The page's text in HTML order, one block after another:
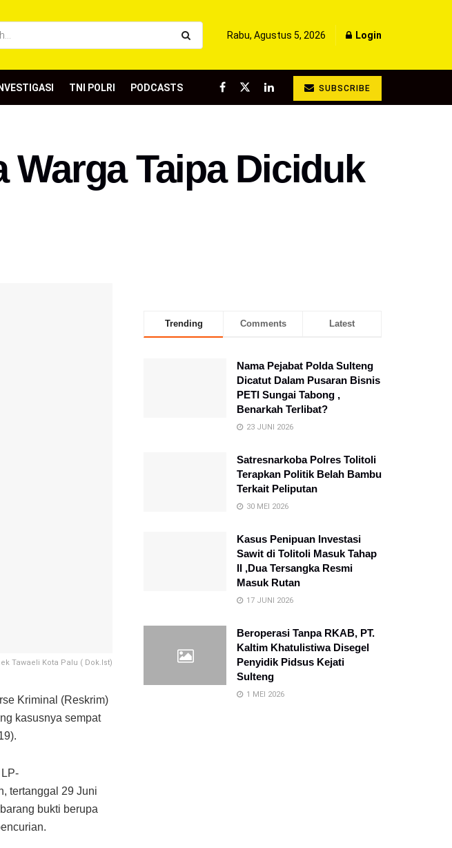
Rabu, Agustus 5, 2026 Login
TNI POLRI PODCASTS SUBSCRIBE
Taipa Diciduk
Tawaeli Kota Palu ( Dok.Ist)
Kriminal (Reskrim)
kasusnya sempat
tertanggal 29 Juni
bukti berupa
Trending Comments Latest
Nama Pejabat Polda Sulteng
Dicatut Dalam Pusaran Bisnis
PETI Sungai Tabong ,
Benarkah Terlibat?
23 JUNI 2026
Satresnarkoba Polres Tolitoli
Terapkan Politik Belah Bambu
Terkait Peliputan
30 MEI 2026
Kasus Penipuan Investasi
Sawit di Tolitoli Masuk Tahap
II ,Dua Tersangka Resmi
Masuk Rutan
17 JUNI 2026
Beroperasi Tanpa RKAB, PT.
Kaltim Khatulistiwa Disegel
Penyidik Pidsus Kejati
Sulteng
1 MEI 2026